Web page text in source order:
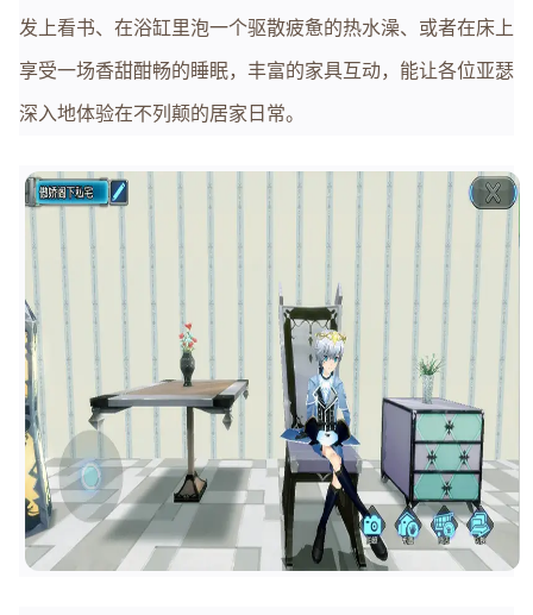
发上看书、在浴缸里泡一个驱散疲惫的热水澡、或者在床上
享受一场香甜酣畅的睡眠，丰富的家具互动，能让各位亚瑟
深入地体验在不列颠的居家日常。